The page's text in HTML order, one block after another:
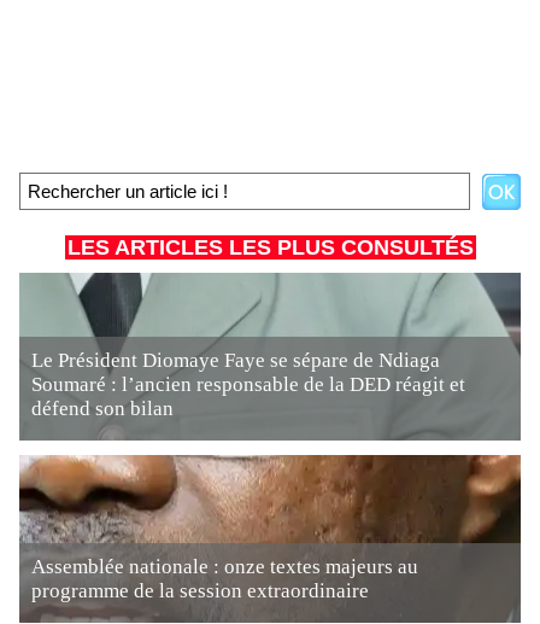
LES ARTICLES LES PLUS CONSULTÉS
Le Président Diomaye Faye se sépare de Ndiaga
Soumaré : l’ancien responsable de la DED réagit et
défend son bilan
Assemblée nationale : onze textes majeurs au
programme de la session extraordinaire